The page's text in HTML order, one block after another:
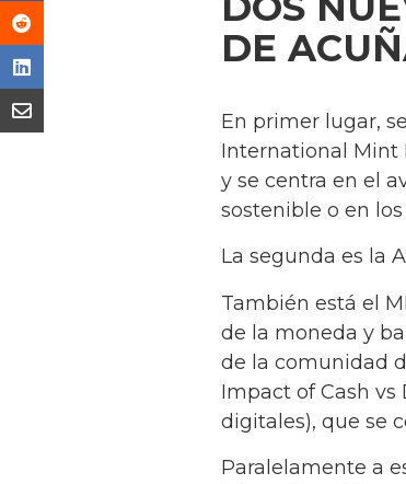
DE
En primer lugar,
International Mint
y se centra en el
sostenible o en
La segunda es la
También está el
de la moneda y
de la comunidad
Impact of Cash
digitales), que se
Paralelamente a